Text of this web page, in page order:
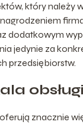
który należy
dodatkowym
jedynie za
przedsiębiorstw.
obsługi
znacznie